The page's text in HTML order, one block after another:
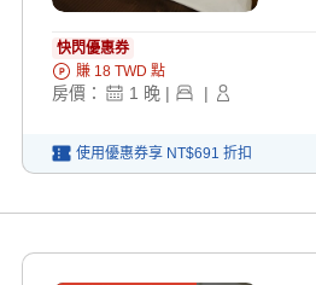
快閃優惠券
賺 18 TWD 點
房價： 1 晚 | |
使用優惠券享 NT$691 折扣